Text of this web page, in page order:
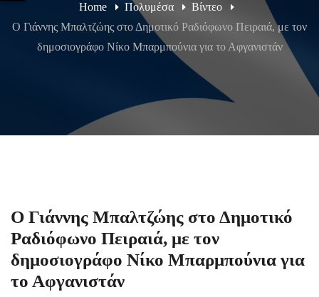
Home Πολυμέσα
Βίντεο
Ο Γιάννης Μπαλτζώης στο Δημοτικό Ραδιόφωνο Πειραιά, με τον
δημοσιογράφο Νίκο Μπαρμπούνια για το Αφγανιστάν
Ο Γιάννης Μπαλτζώης στο Δημοτικό
Ραδιόφωνο Πειραιά, με τον
δημοσιογράφο Νίκο Μπαρμπούνια για
το Αφγανιστάν